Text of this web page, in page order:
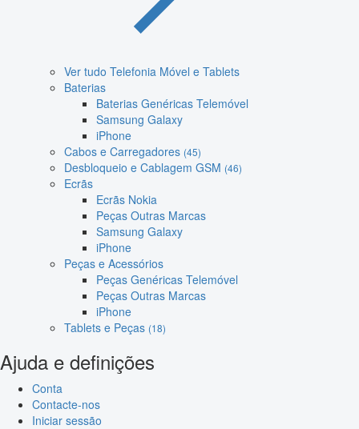
Ver tudo Telefonia Móvel e Tablets
Baterias
Baterias Genéricas Telemóvel
Samsung Galaxy
iPhone
Cabos e Carregadores (45)
Desbloqueio e Cablagem GSM (46)
Ecrãs
Ecrãs Nokia
Peças Outras Marcas
Samsung Galaxy
iPhone
Peças e Acessórios
Peças Genéricas Telemóvel
Peças Outras Marcas
iPhone
Tablets e Peças (18)
Ajuda e definições
Conta
Contacte-nos
Iniciar sessão